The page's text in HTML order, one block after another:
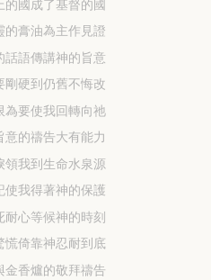
的國成了基督的國
的膏油為主作見證
話語傳講神的旨意
剛硬到仍舊不悔改
為要使我回轉向祂
意的禱告大有能力
領我到生命水泉源
使我得著神的保護
耐心等候神的時刻
慌倚靠神忍耐到底
金香爐的敬拜禱告